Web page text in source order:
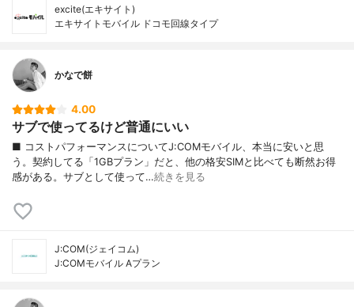
excite(エキサイト)
エキサイトモバイル ドコモ回線タイプ
かなで餅
4.00
サブで使ってるけど普通にいい
■ コストパフォーマンスについてJ:COMモバイル、本当に安いと思
う。契約してる「1GBプラン」だと、他の格安SIMと比べても断然お得
感がある。サブとして使って…続きを見る
J:COM(ジェイコム)
J:COMモバイル Aプラン